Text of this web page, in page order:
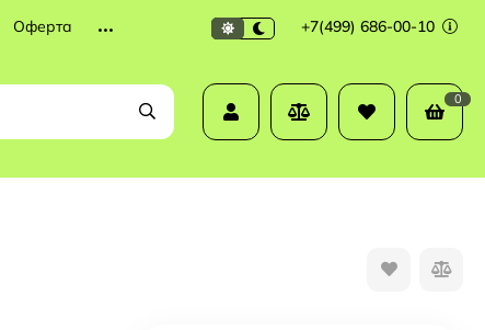
Оферта +7(499) 686-00-10
0